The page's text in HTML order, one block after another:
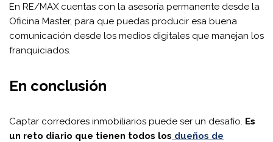
En RE/MAX cuentas con la asesoría permanente desde la
Oficina Master, para que puedas producir esa buena
comunicación desde los medios digitales que manejan los
franquiciados.
En conclusión
Captar corredores inmobiliarios puede ser un desafío. Es
un reto diario que tienen todos los dueños de